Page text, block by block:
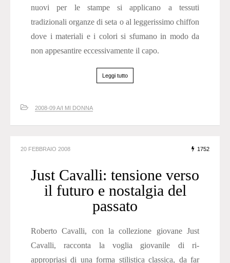
nuovi per le stampe si applicano a tessuti
tradizionali organze di seta o al leggerissimo chiffon
dove i materiali e i colori si sfumano in modo da
non appesantire eccessivamente il capo.
Leggi tutto
2008-09 A/I MI DONNA
20 FEBBRAIO 2008 1752
Just Cavalli: tensione verso
il futuro e nostalgia del
passato
Roberto Cavalli, con la collezione giovane Just
Cavalli, racconta la voglia giovanile di ri-
appropriasi di una forma stilistica classica, da far